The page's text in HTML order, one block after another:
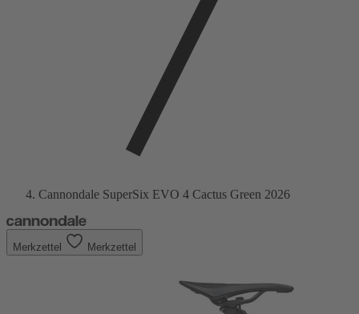
Cannondale SuperSix EVO 4 Cactus Green 2026
Merkzettel Merkzettel